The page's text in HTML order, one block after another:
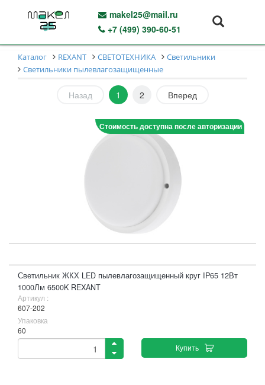
makel25@mail.ru
+7 (499) 390-60-51
Каталог REXANT СВЕТОТЕХНИКА
Светильники
Светильники пылевлагозащищенные
Назад 1 2 Вперед
Стоимость доступна после авторизации
Светильник ЖКХ LED пылевлагозащищенный круг IP65 12Вт
1000Лм 6500K REXANT
Артикул :
607-202
Упаковка
60
Купить